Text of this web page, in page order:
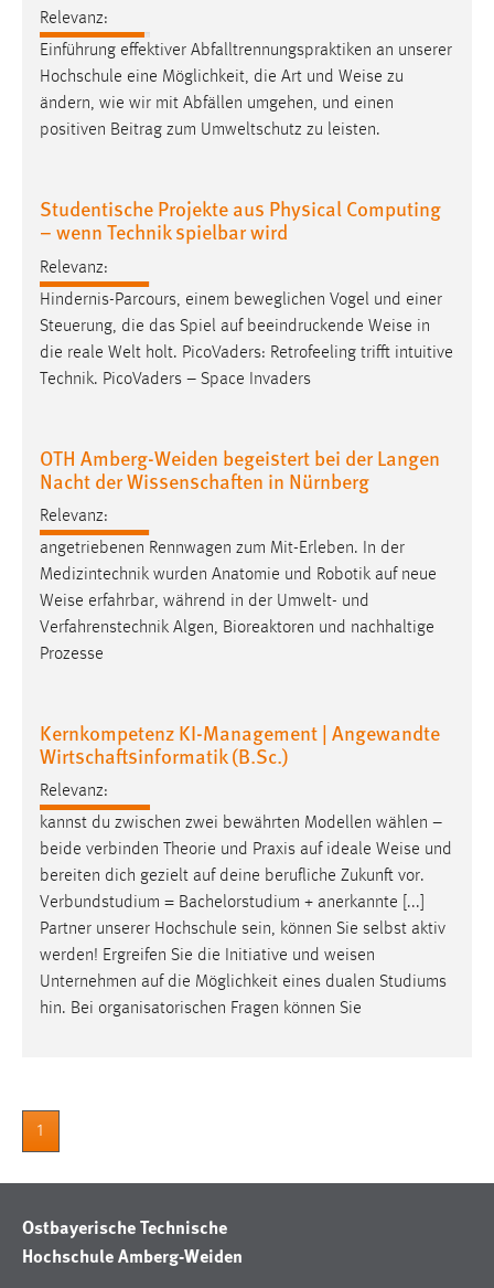
Relevanz:
Einführung effektiver Abfalltrennungspraktiken an unserer
Hochschule eine Möglichkeit, die Art und Weise zu
ändern, wie wir mit Abfällen umgehen, und einen
positiven Beitrag zum Umweltschutz zu leisten.
Studentische Projekte aus Physical Computing
– wenn Technik spielbar wird
Relevanz:
Hindernis-Parcours, einem beweglichen Vogel und einer
Steuerung, die das Spiel auf beeindruckende Weise in
die reale Welt holt. PicoVaders: Retrofeeling trifft intuitive
Technik. PicoVaders – Space Invaders
OTH Amberg-Weiden begeistert bei der Langen
Nacht der Wissenschaften in Nürnberg
Relevanz:
angetriebenen Rennwagen zum Mit-Erleben. In der
Medizintechnik wurden Anatomie und Robotik auf neue
Weise erfahrbar, während in der Umwelt- und
Verfahrenstechnik Algen, Bioreaktoren und nachhaltige
Prozesse
Kernkompetenz KI-Management | Angewandte
Wirtschaftsinformatik (B.Sc.)
Relevanz:
kannst du zwischen zwei bewährten Modellen wählen –
beide verbinden Theorie und Praxis auf ideale Weise und
bereiten dich gezielt auf deine berufliche Zukunft vor.
Verbundstudium = Bachelorstudium + anerkannte [...]
Partner unserer Hochschule sein, können Sie selbst aktiv
werden! Ergreifen Sie die Initiative und weisen
Unternehmen auf die Möglichkeit eines dualen Studiums
hin. Bei organisatorischen Fragen können Sie
1
Ostbayerische Technische
Hochschule Amberg-Weiden
Cookie Laufzeit:
30 Tage
Chat
Zweck:
Cookie Laufzeit:
MibewSessionID, mibew-chat-frame-style-
5e9dbeb1811c0446 = Sitzungslaufzeit, mibew_locale = 3
Name:
Zweck:
Dieser Cookie ist notwendig um sich an der Website
Cookie Laufzeit:
24 Stunden
STATISTIK
Diese Informationen helfen uns zu verstehen, wie
unsere Besucher unsere Website nutzen.
Matomo
Name:
_pk_ref, _pk_cvar, _pk_id, _pk_ses
Zweck:
Zugriffsstatistik
verwendet, um personalisierte Werbung anzuzeigen.
Sie tun dies, indem sie Besucher über Websites